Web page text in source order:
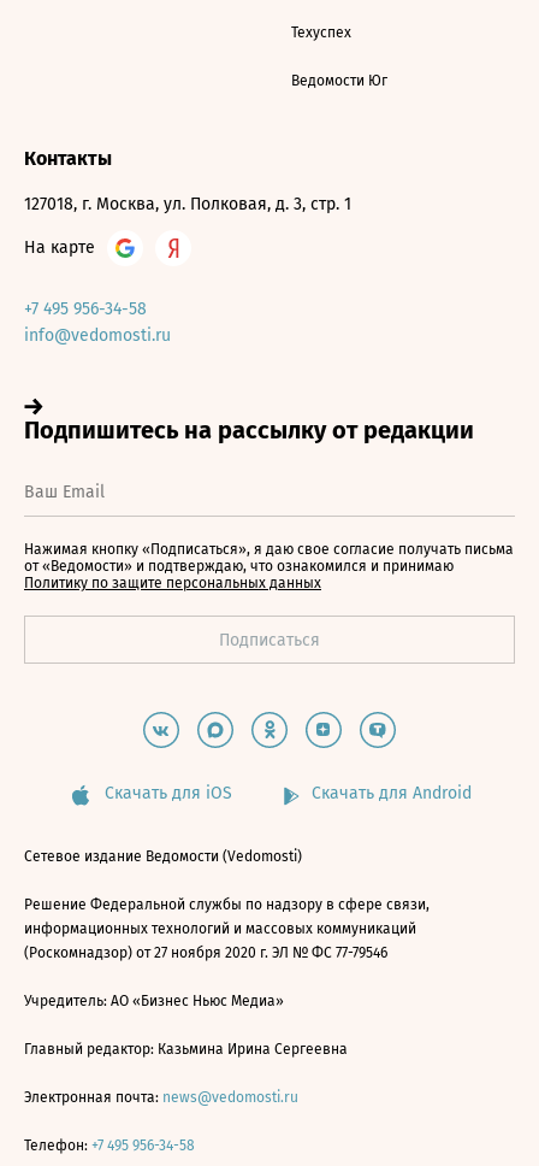
Техуспех
Ведомости Юг
Контакты
127018, г. Москва, ул. Полковая, д. 3, стр. 1
На карте
+7 495 956-34-58
info@vedomosti.ru
Нажимая кнопку «Подписаться», я даю свое согласие получать письма
от «Ведомости» и подтверждаю, что ознакомился и принимаю
Политику по защите персональных данных
Скачать для iOS Скачать для Android
Сетевое издание Ведомости (Vedomosti)
Решение Федеральной службы по надзору в сфере связи,
информационных технологий и массовых коммуникаций
(Роскомнадзор) от 27 ноября 2020 г. ЭЛ № ФС 77-79546
Учредитель: АО «Бизнес Ньюс Медиа»
Главный редактор: Казьмина Ирина Сергеевна
Электронная почта: news@vedomosti.ru
Телефон: +7 495 956-34-58